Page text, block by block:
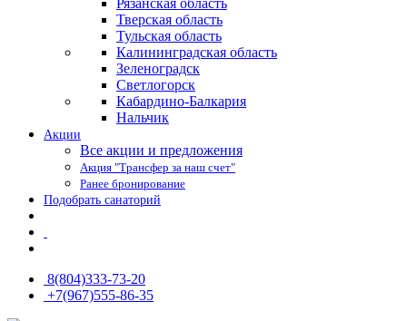
Рязанская область
Тверская область
Тульская область
Калининградская область
Зеленоградск
Светлогорск
Кабардино-Балкария
Нальчик
Акции
Все акции и предложения
Акция "Трансфер за наш счет"
Ранее бронирование
Подобрать санаторий
8(804)333-73-20
+7(967)555-86-35